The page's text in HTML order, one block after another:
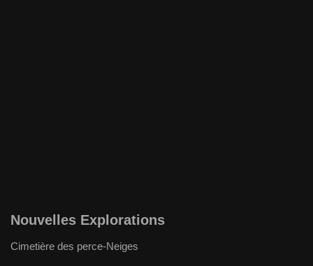
Nouvelles Explorations
Cimetière des perce-Neiges